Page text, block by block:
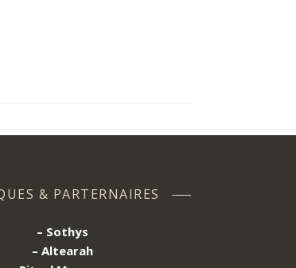
& PARTERNAIRES
– Sothys
– Altearah